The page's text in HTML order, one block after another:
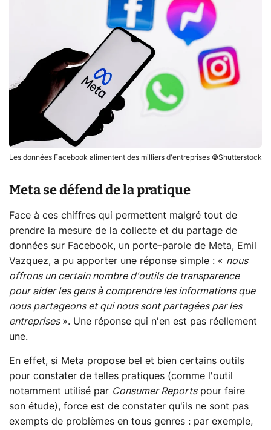
Les données Facebook alimentent des milliers d'entreprises ©Shutterstock
Meta se défend de la pratique
Face à ces chiffres qui permettent malgré tout de
prendre la mesure de la collecte et du partage de
données sur Facebook, un porte-parole de Meta, Emil
Vazquez, a pu apporter une réponse simple : « nous
offrons un certain nombre d'outils de transparence
pour aider les gens à comprendre les informations que
nous partageons et qui nous sont partagées par les
entreprises ». Une réponse qui n'en est pas réellement
une.
En effet, si Meta propose bel et bien certains outils
pour constater de telles pratiques (comme l'outil
notamment utilisé par Consumer Reportspour faire
son étude), force est de constater qu'ils ne sont pas
exempts de problèmes en tous genres : par exemple,